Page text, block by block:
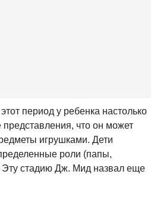
период у ребенка настолько
представления, что он может
игрушками. Дети
роли (папы,
Эту стадию Дж. Мид назвал еще